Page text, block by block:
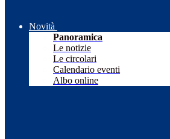
Novità
Panoramica
Le notizie
Le circolari
Calendario eventi
Albo online